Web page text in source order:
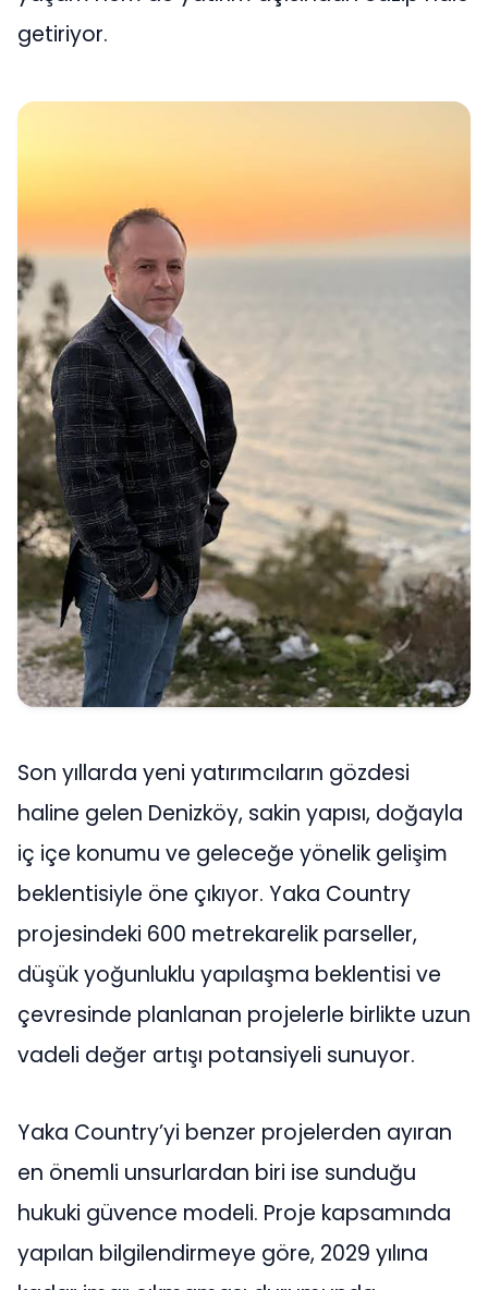
getiriyor.
Son yıllarda yeni yatırımcıların gözdesi
haline gelen Denizköy, sakin yapısı, doğayla
iç içe konumu ve geleceğe yönelik gelişim
beklentisiyle öne çıkıyor. Yaka Country
projesindeki 600 metrekarelik parseller,
düşük yoğunluklu yapılaşma beklentisi ve
çevresinde planlanan projelerle birlikte uzun
vadeli değer artışı potansiyeli sunuyor.
Yaka Country’yi benzer projelerden ayıran
en önemli unsurlardan biri ise sunduğu
hukuki güvence modeli. Proje kapsamında
yapılan bilgilendirmeye göre, 2029 yılına